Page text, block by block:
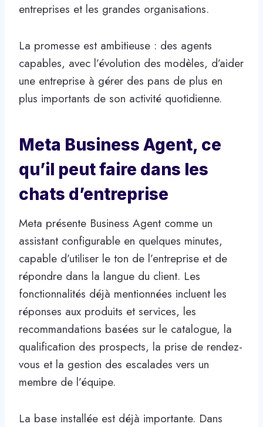
entreprises et les grandes organisations.
La promesse est ambitieuse : des agents
capables, avec l’évolution des modèles, d’aider
une entreprise à gérer des pans de plus en
plus importants de son activité quotidienne.
Meta Business Agent, ce
qu’il peut faire dans les
chats d’entreprise
Meta présente Business Agent comme un
assistant configurable en quelques minutes,
capable d’utiliser le ton de l’entreprise et de
répondre dans la langue du client. Les
fonctionnalités déjà mentionnées incluent les
réponses aux produits et services, les
recommandations basées sur le catalogue, la
qualification des prospects, la prise de rendez-
vous et la gestion des escalades vers un
membre de l’équipe.
La base installée est déjà importante. Dans